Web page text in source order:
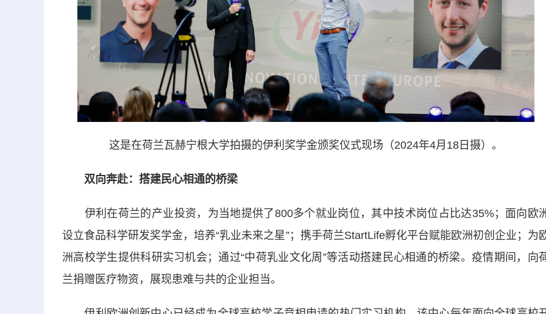
这是在荷兰瓦赫宁根大学拍摄的伊利奖学金颁奖仪式现场（2024年4月18日摄）。
双向奔赴：搭建民心相通的桥梁
伊利在荷兰的产业投资，为当地提供了800多个就业岗位，其中技术岗位占比达35%；面向欧
设立食品科学研发奖学金，培养“乳业未来之星”；携手荷兰StartLife孵化平台赋能欧洲初创企业；为
洲高校学生提供科研实习机会；通过“中荷乳业文化周”等活动搭建民心相通的桥梁。疫情期间，向
兰捐赠医疗物资，展现患难与共的企业担当。